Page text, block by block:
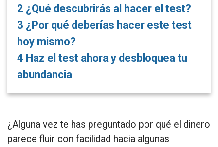
2 ¿Qué descubrirás al hacer el test?
3 ¿Por qué deberías hacer este test
hoy mismo?
4 Haz el test ahora y desbloquea tu
abundancia
¿Alguna vez te has preguntado por qué el dinero
parece fluir con facilidad hacia algunas